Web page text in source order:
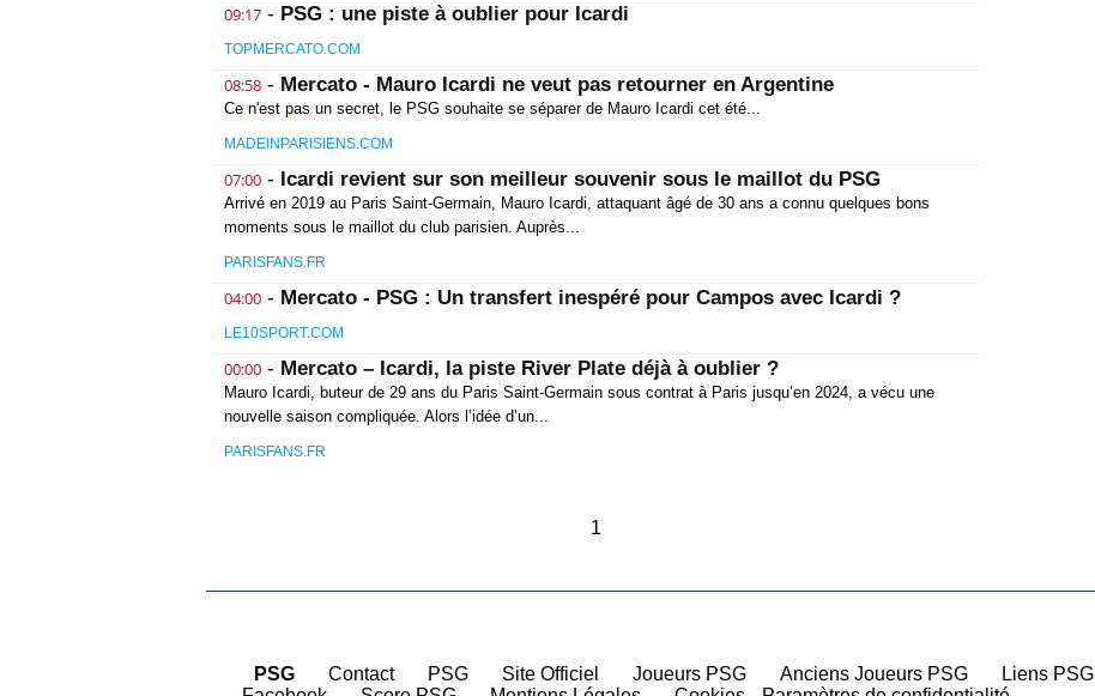
09:17 - PSG : une piste à oublier pour Icardi
TOPMERCATO.COM
08:58 - Mercato - Mauro Icardi ne veut pas retourner en Argentine
Ce n'est pas un secret, le PSG souhaite se séparer de Mauro Icardi cet été...
MADEINPARISIENS.COM
07:00 - Icardi revient sur son meilleur souvenir sous le maillot du PSG
Arrivé en 2019 au Paris Saint-Germain, Mauro Icardi, attaquant âgé de 30 ans a connu quelques bons
moments sous le maillot du club parisien. Auprès...
PARISFANS.FR
04:00 - Mercato - PSG : Un transfert inespéré pour Campos avec Icardi ?
LE10SPORT.COM
00:00 - Mercato – Icardi, la piste River Plate déjà à oublier ?
Mauro Icardi, buteur de 29 ans du Paris Saint-Germain sous contrat à Paris jusqu’en 2024, a vécu une
nouvelle saison compliquée. Alors l’idée d’un...
PARISFANS.FR
1
PSG Contact PSG Site Officiel Joueurs PSG Anciens Joueurs PSG Liens PSG